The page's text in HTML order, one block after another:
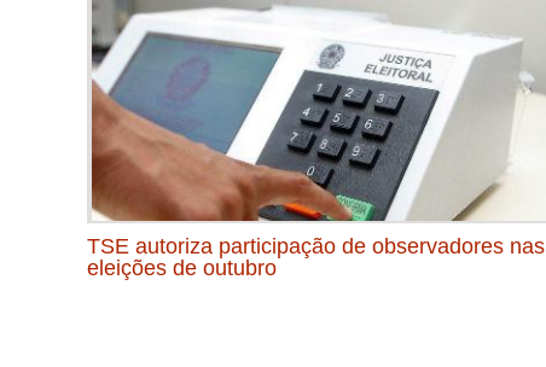
TSE autoriza participação de observadores nas
eleições de outubro